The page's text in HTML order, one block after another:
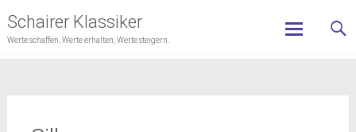
Schairer Klassiker
Werte schaffen, Werte erhalten, Werte steigern.